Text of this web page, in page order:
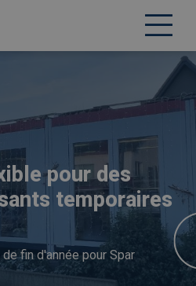
pour des
temporaires
fin d'année pour Spar